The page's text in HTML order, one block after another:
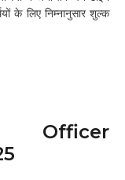
के लिए निम्नानुसार शुल्क
Officer